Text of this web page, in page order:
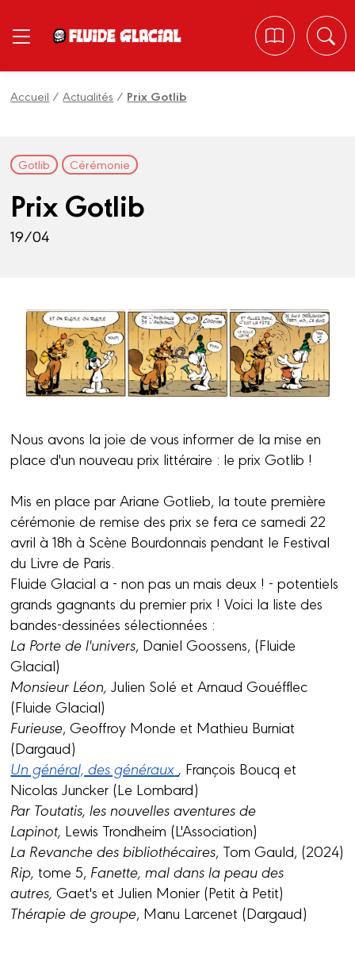
Accueil /Actualités / Prix Gotlib
Gotlib Cérémonie
Prix Gotlib
19/04
Nous avons la joie de vous informer de la mise en
place d'un nouveau prix littéraire : le prix Gotlib !
Mis en place par Ariane Gotlieb, la toute première
cérémonie de remise des prix se fera ce samedi 22
avril à 18h à Scène Bourdonnais pendant le Festival
du Livre de Paris.
Fluide Glacial a - non pas un mais deux ! - potentiels
grands gagnants du premier prix ! Voici la liste des
bandes-dessinées sélectionnées :
La Porte de l'univers, Daniel Goossens, (Fluide
Glacial)
Monsieur Léon, Julien Solé et Arnaud Gouéfflec
(Fluide Glacial)
Furieuse, Geoffroy Monde et Mathieu Burniat
(Dargaud)
Un général, des généraux , François Boucq et
Nicolas Juncker (Le Lombard)
Par Toutatis, les nouvelles aventures de
Lapinot, Lewis Trondheim (L'Association)
La Revanche des bibliothécaires, Tom Gauld, (2024)
Rip, tome 5, Fanette, mal dans la peau des
autres, Gaet's et Julien Monier (Petit à Petit)
Thérapie de groupe, Manu Larcenet (Dargaud)